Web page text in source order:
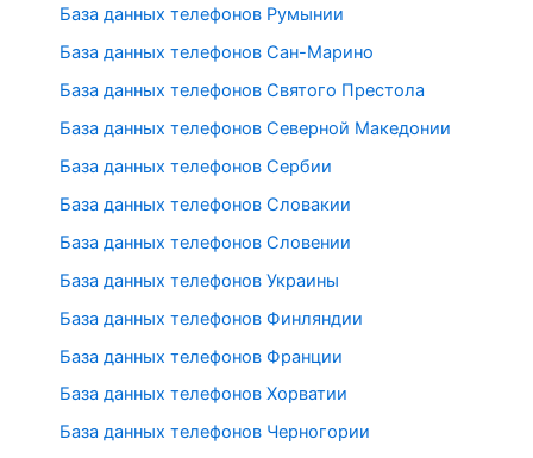
База данных телефонов Румынии
База данных телефонов Сан-Марино
База данных телефонов Святого Престола
База данных телефонов Северной Македонии
База данных телефонов Сербии
База данных телефонов Словакии
База данных телефонов Словении
База данных телефонов Украины
База данных телефонов Финляндии
База данных телефонов Франции
База данных телефонов Хорватии
База данных телефонов Черногории